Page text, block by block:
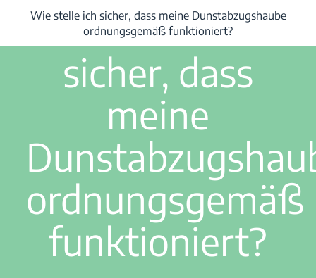
Wie stelle ich sicher, dass meine Dunstabzugshaube ordnungsgemäß
Wie stelle ich
sicher, dass
meine
ordnungsgemäß
funktioniert?
Wie stelle ich sicher, dass meine Dunstabzugshaube
ordnungsgemäß funktioniert?